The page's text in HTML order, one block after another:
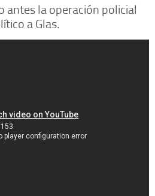
antes la operación policial
a Glas.